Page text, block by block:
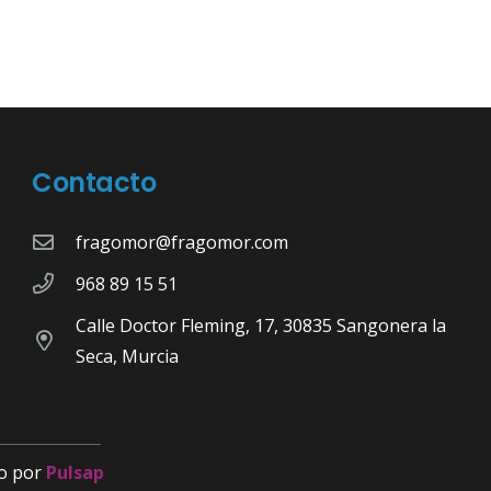
Contacto
fragomor@fragomor.com
968 89 15 51
Calle Doctor Fleming, 17, 30835 Sangonera la
Seca, Murcia
por Pulsap